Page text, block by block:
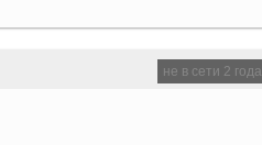
не в сети 2 года